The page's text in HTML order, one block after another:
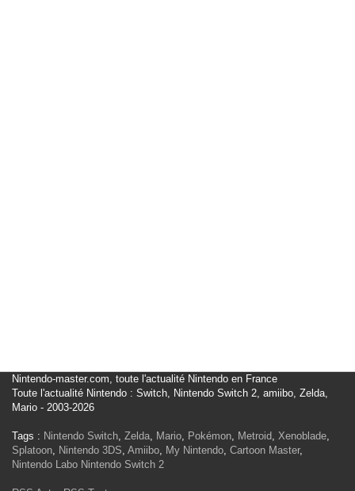
Nintendo-master.com, toute l'actualité Nintendo en France
Toute l'actualité Nintendo : Switch, Nintendo Switch 2, amiibo, Zelda,
Mario - 2003-2026
Tags : Nintendo Switch, Zelda, Mario, Pokémon, Metroid, Xenoblade,
Splatoon, Nintendo 3DS, Amiibo, My Nintendo, Cartoon Master,
Nintendo Labo Nintendo Switch 2